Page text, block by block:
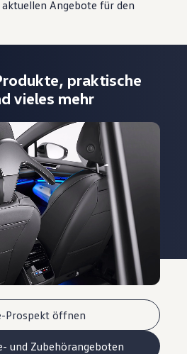
aktuellen Angebote für den
Prospekt öffnen
und Zubehörangeboten
praktische
vieles mehr